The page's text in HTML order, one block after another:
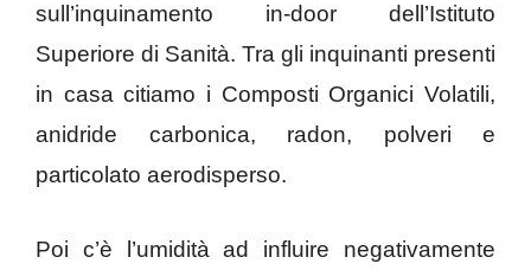
sull’inquinamento in-door dell’Istituto
Superiore di Sanità. Tra gli inquinanti presenti
in casa citiamo i Composti Organici Volatili,
anidride carbonica, radon, polveri e
particolato aerodisperso.
Poi c’è l’umidità ad influire negativamente